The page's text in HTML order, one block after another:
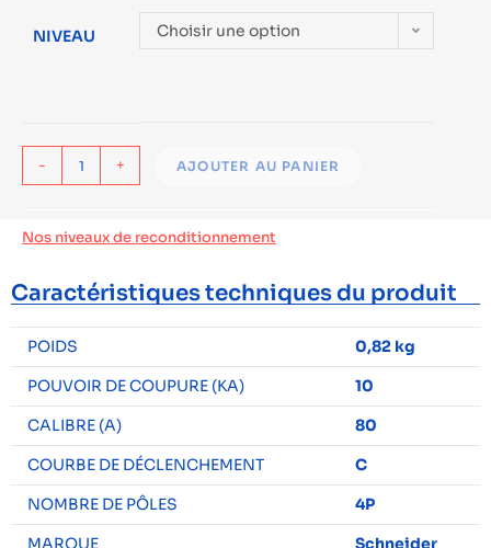
NIVEAU Choisir une option
- + AJOUTER AU PANIER
Nos niveaux de reconditionnement
Caractéristiques techniques du produit
POIDS
0,82 kg
POUVOIR DE COUPURE (KA)
10
CALIBRE (A)
80
COURBE DE DÉCLENCHEMENT
C
NOMBRE DE PÔLES
4P
MARQUE
Schneider